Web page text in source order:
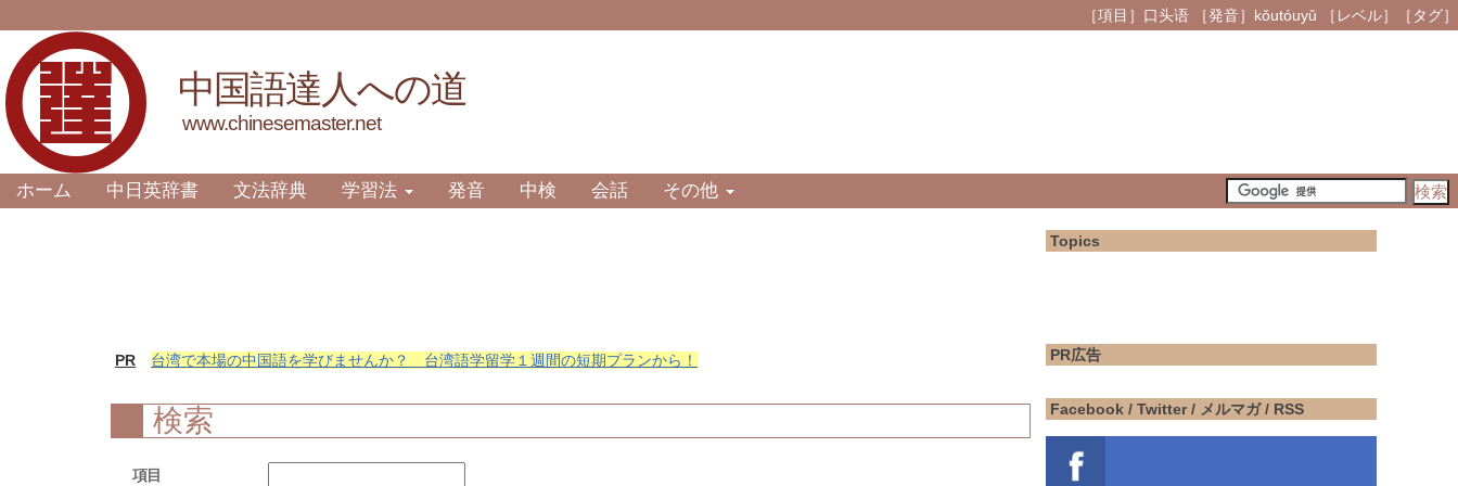
［項目］口头语 ［発音］kǒutóuyǔ ［レベル］［タグ］
中国語達人への道
www.chinesemaster.net
ホーム 中日英辞書 文法辞典 学習法 発音 中検 会話 その他
Topics
PR 台湾で本場の中国語を学びませんか？ 台湾語学留学１週間の短期プランから！
検索
項目
PR広告
Facebook / Twitter / メルマガ / RSS